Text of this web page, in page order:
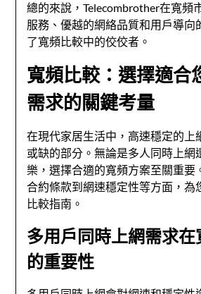
總的來說，Telecombrother在寬頻
服務、優越的網絡品質和用戶導向
了寬頻比較中的佼佼者。
寬頻比較：選擇適合
需求的關鍵考量
在現代家居生活中，高速穩定的上
或缺的部分。無論是多人同時上網
樂，選擇合適的寬頻方案至關重要
合約條款到網速穩定性等方面，為
比較指南。
多用戶同時上網需求在
的重要性